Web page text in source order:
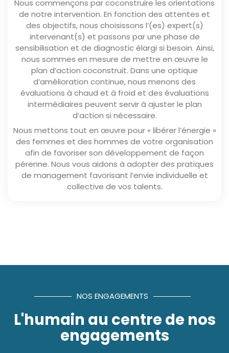
Nous commençons par coconstruire les orientations
de notre intervention. En fonction des attentes et
des objectifs, nous choisissons l’(es) expert(s)
intervenant(s) et passons par une phase de
sensibilisation et de diagnostic élargi si besoin. Ainsi,
nous sommes en mesure de mettre en œuvre le
plan d’action coconstruit. Dans une optique
d’amélioration continue, nous menons des
évaluations à chaud et à froid et des évaluations
intermédiaires peuvent servir à ajuster le plan
d’action si nécessaire.
Nous mettons tout en œuvre pour « libérer l’énergie »
des femmes et des hommes de votre organisation
afin de favoriser son développement de façon
pérenne. Nous vous aidons à adopter des pratiques
de management favorisant l’envie individuelle et
collective de vos talents.
NOS ENGAGEMENTS
L'humain au centre de nos
engagements